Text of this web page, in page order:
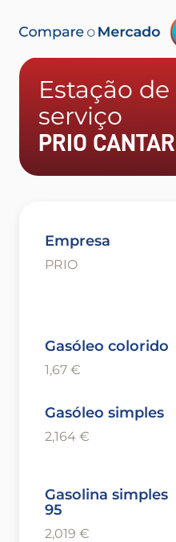
Estação de
serviço
PRIO
Empresa
PRIO
Gasóleo colorido
1,67 €
Gasóleo simples
2,164 €
Gasolina simples
95
2,019 €